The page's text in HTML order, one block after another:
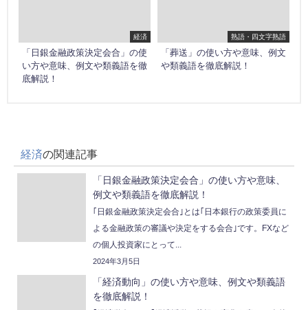
経済
「日銀金融政策決定会合」の使
い方や意味、例文や類義語を徹
底解説！
熟語・四文字熟語
「葬送」の使い方や意味、例文
や類義語を徹底解説！
経済の関連記事
「日銀金融政策決定会合」の使い方や意味、
例文や類義語を徹底解説！
｢日銀金融政策決定会合｣とは｢日本銀行の政策委員に
よる金融政策の審議や決定をする会合｣です。FXなど
の個人投資家にとって...
2024年3月5日
「経済動向」の使い方や意味、例文や類義語
を徹底解説！